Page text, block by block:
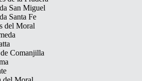
San Miguel
Santa Fe
del Moral
Comanjilla